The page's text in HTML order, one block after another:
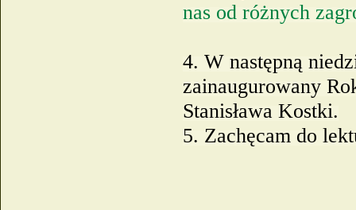
nas od różnych
4. W następną
zainaugurowany
Stanisława Kostki.
5. Zachęcam do